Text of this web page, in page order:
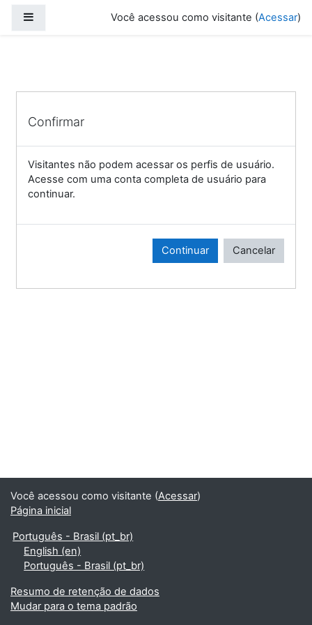
Você acessou como visitante (Acessar)
Confirmar
Visitantes não podem acessar os perfis de usuário.
Acesse com uma conta completa de usuário para
continuar.
Continuar Cancelar
Você acessou como visitante (Acessar)
Página inicial
Português - Brasil ‎(pt_br)‎
English ‎(en)‎
Português - Brasil ‎(pt_br)‎
Resumo de retenção de dados
Mudar para o tema padrão